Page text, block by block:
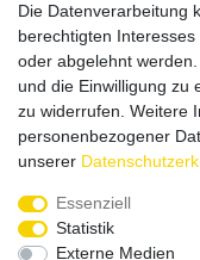
Versandpartner
Service & Kontakt
Rufen Sie uns
Die Datenverarbeitung
berechtigten
oder abgelehnt
und die Einwilligung zu
zu widerrufen. Weitere
personenbezogener
unserer
Essenziell
Statistik
Externe Medien